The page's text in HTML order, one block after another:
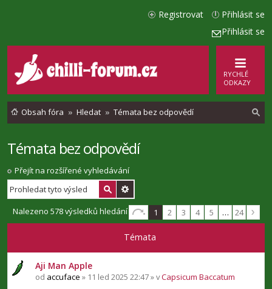
Přihlásit se
Přihlásit se
Registrovat
RYCHLÉ
ODKAZY
Obsah fóra Hledat Témata bez odpovědí
Témata bez odpovědí
Přejít na rozšířené vyhledávání
Nalezeno 578 výsledků hledání 1 2 3 4 5 … 24
Témata
Aji Man Apple
od accuface » 11 led 2025 22:47 » vCapsicum Baccatum